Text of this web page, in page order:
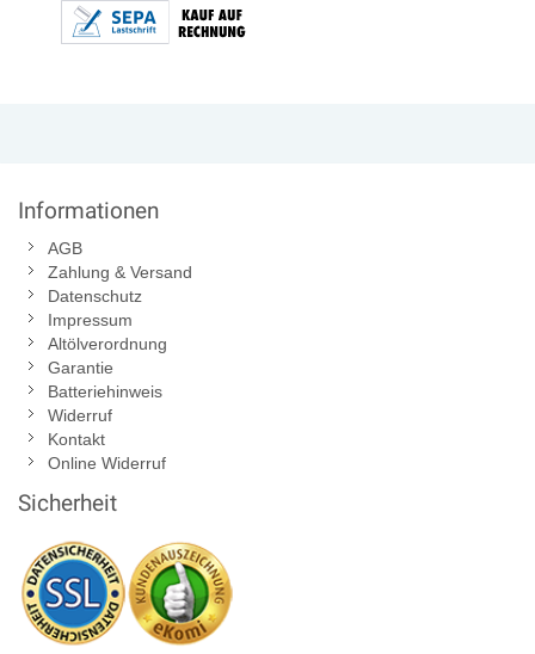
Informationen
AGB
Zahlung & Versand
Datenschutz
Impressum
Altölverordnung
Garantie
Batteriehinweis
Widerruf
Kontakt
Online Widerruf
Sicherheit